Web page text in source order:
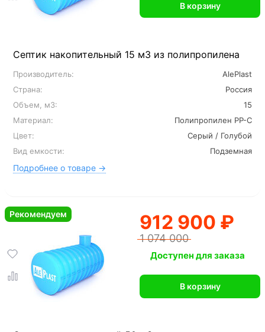
Септик накопительный 15 м3 из полипропилена
Производитель:
AlePlast
Страна:
Россия
Объем, м3:
15
Материал:
Полипропилен PP-C
Цвет:
Серый / Голубой
Вид емкости:
Подземная
Подробнее о товаре →
В корзину
912 900 ₽
1 074 000
Рекомендуем
Доступен для заказа
В корзину